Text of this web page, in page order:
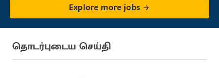
Explore more jobs
தொடர்புடைய செய்தி